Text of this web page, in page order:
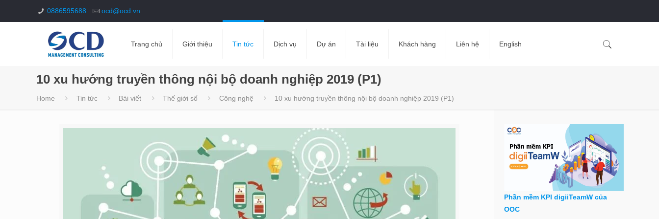
0886595688 ocd@ocd.vn
Trang chủ Giới thiệu Tin tức Dịch vụ Dự án Tài liệu Khách hàng Liên hệ English
10 xu hướng truyền thông nội bộ doanh nghiệp 2019 (P1)
Home Tin tức Bài viết Thế giới số Công nghệ 10 xu hướng truyền thông nội bộ doanh nghiệp 2019 (P1)
Phần mềm KPI digiiTeamW của
OOC